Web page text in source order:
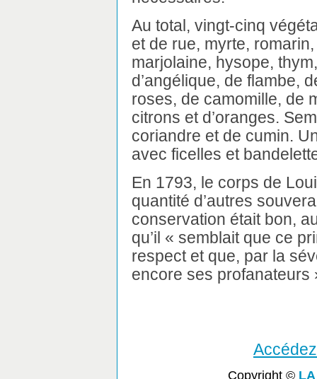
Au total, vingt-cinq
et de rue, myrte,
marjolaine, hysope,
d’angélique, de flambe,
roses, de camomille, de
citrons et d’oranges.
coriandre et de cumin.
avec ficelles et
En 1793, le corps de
quantité d’autres
conservation était bon,
qu’il « semblait que ce
respect et que, par la
encore ses profanateurs
Copyright ©